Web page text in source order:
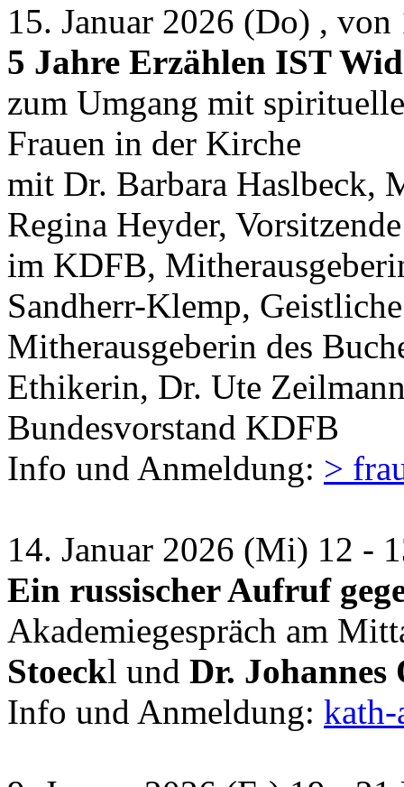
15. Januar 2026 (Do) ,
5 Jahre Erzählen IST
zum Umgang mit
Frauen in der Kirche
mit Dr. Barbara Haslbeck,
Regina Heyder,
im KDFB,
Sandherr-Klemp,
Mitherausgeberin des
Ethikerin, Dr. Ute
Bundesvorstand KDFB
Info und Anmeldung: >
14. Januar 2026 (Mi) 12 -
Ein russischer Aufruf
Akademiegespräch am
Stoeckl und Dr. Johannes
Info und Anmeldung: kath-